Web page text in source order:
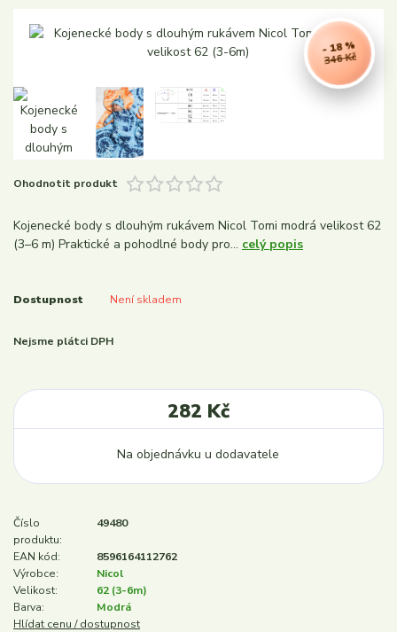
346 Kč
- 18 %
Ohodnotit produkt
Kojenecké body s dlouhým rukávem Nicol Tomi modrá velikost 62
(3–6 m) Praktické a pohodlné body pro... celý popis
Dostupnost Není skladem
Nejsme plátci DPH
282 Kč
Na objednávku u dodavatele
Číslo
produktu:
49480
EAN kód:
8596164112762
Výrobce:
Nicol
Velikost:
62 (3-6m)
Barva:
Modrá
Hlídat cenu / dostupnost